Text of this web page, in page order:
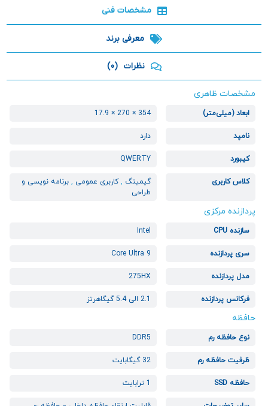
مشخصات فنی
معرفی برند
نظرات (0)
مشخصات ظاهری
ابعاد (میلی‌متر) 354 × 270 × 17.9
نامپد دارد
کیبورد QWERTY
کلاس کاربری گیمینگ ,کاربری عمومی ,برنامه نویسی و
طراحی
پردازنده مرکزی
سازنده CPU Intel
سری پردازنده Core Ultra 9
مدل پردازنده 275HX
فرکانس پردازنده 2.1 الی 5.4 گیگاهرتز
حافظه
نوع حافظه رم DDR5
ظرفیت حافظه رم 32 گیگابایت
حافظه SSD 1 ترابایت